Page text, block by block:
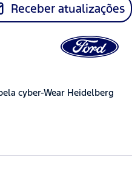
Receber atualizações
cyber-Wear Heidelberg